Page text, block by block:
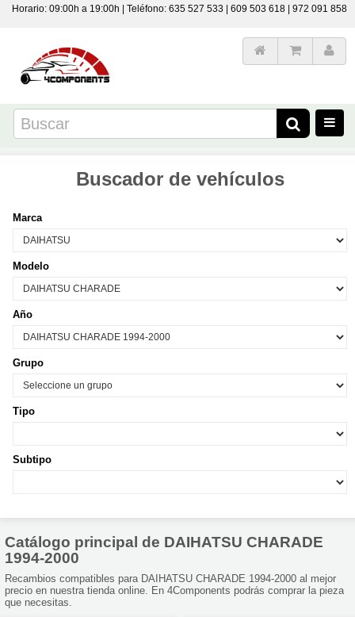
Horario: 09:00h a 19:00h | Teléfono: 635 527 533 | 609 503 618 | 972 091 858
Buscador de vehículos
Marca
Modelo
Año
Grupo
Tipo
Subtipo
Catálogo principal de DAIHATSU CHARADE
1994-2000
Recambios compatibles para DAIHATSU CHARADE 1994-2000 al mejor
precio en nuestra tienda online. En 4Components podrás comprar la pieza
que necesitas.